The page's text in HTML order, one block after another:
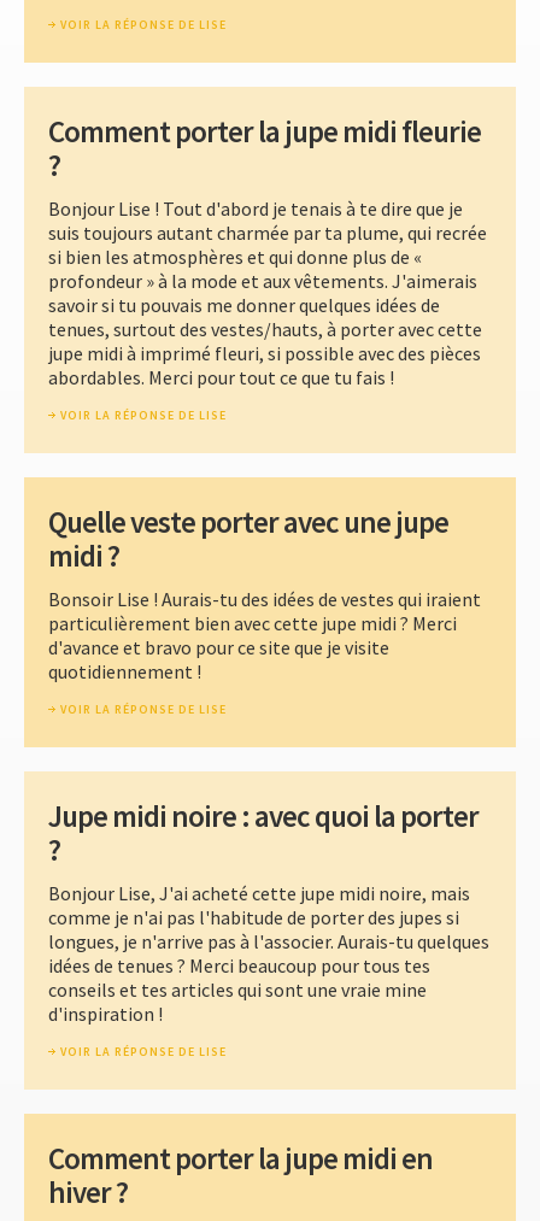
VOIR LA RÉPONSE DE LISE
Comment porter la jupe midi fleurie
?
Bonjour Lise ! Tout d'abord je tenais à te dire que je
suis toujours autant charmée par ta plume, qui recrée
si bien les atmosphères et qui donne plus de «
profondeur » à la mode et aux vêtements. J'aimerais
savoir si tu pouvais me donner quelques idées de
tenues, surtout des vestes/hauts, à porter avec cette
jupe midi à imprimé fleuri, si possible avec des pièces
abordables. Merci pour tout ce que tu fais !
VOIR LA RÉPONSE DE LISE
Quelle veste porter avec une jupe
midi ?
Bonsoir Lise ! Aurais-tu des idées de vestes qui iraient
particulièrement bien avec cette jupe midi ? Merci
d'avance et bravo pour ce site que je visite
quotidiennement !
VOIR LA RÉPONSE DE LISE
Jupe midi noire : avec quoi la porter
?
Bonjour Lise, J'ai acheté cette jupe midi noire, mais
comme je n'ai pas l'habitude de porter des jupes si
longues, je n'arrive pas à l'associer. Aurais-tu quelques
idées de tenues ? Merci beaucoup pour tous tes
conseils et tes articles qui sont une vraie mine
d'inspiration !
VOIR LA RÉPONSE DE LISE
Comment porter la jupe midi en
hiver ?